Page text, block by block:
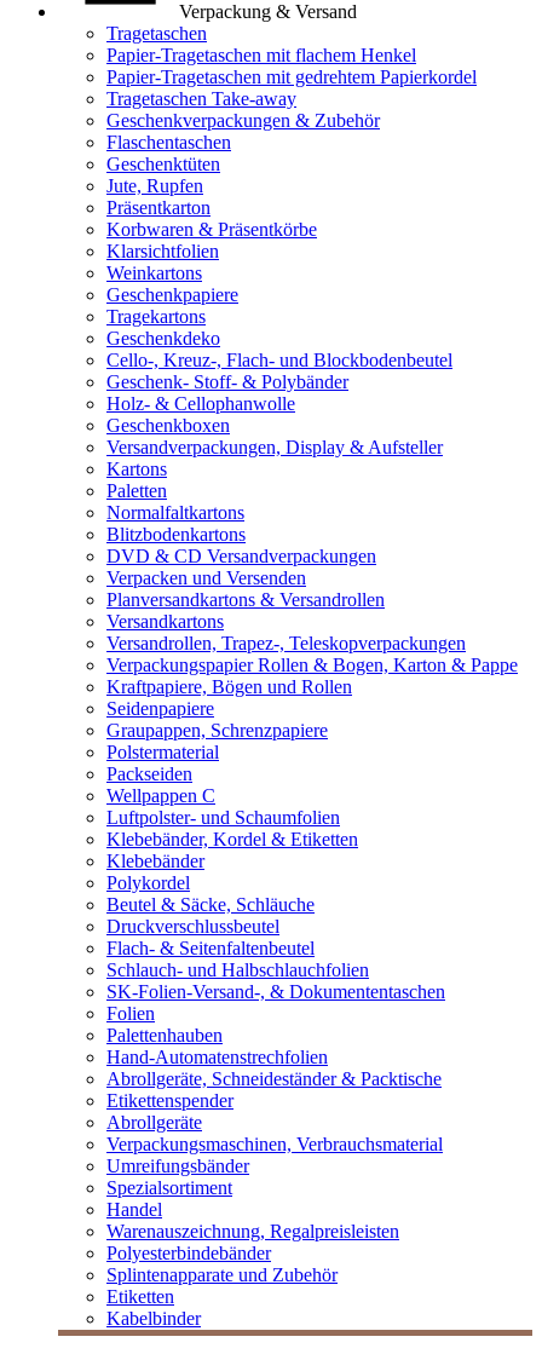
Verpackung & Versand
Tragetaschen
Papier-Tragetaschen mit flachem Henkel
Papier-Tragetaschen mit gedrehtem Papierkordel
Tragetaschen Take-away
Geschenkverpackungen & Zubehör
Flaschentaschen
Geschenktüten
Jute, Rupfen
Präsentkarton
Korbwaren & Präsentkörbe
Klarsichtfolien
Weinkartons
Geschenkpapiere
Tragekartons
Geschenkdeko
Cello-, Kreuz-, Flach- und Blockbodenbeutel
Geschenk- Stoff- & Polybänder
Holz- & Cellophanwolle
Geschenkboxen
Versandverpackungen, Display & Aufsteller
Kartons
Paletten
Normalfaltkartons
Blitzbodenkartons
DVD & CD Versandverpackungen
Verpacken und Versenden
Planversandkartons & Versandrollen
Versandkartons
Versandrollen, Trapez-, Teleskopverpackungen
Verpackungspapier Rollen & Bogen, Karton & Pappe
Kraftpapiere, Bögen und Rollen
Seidenpapiere
Graupappen, Schrenzpapiere
Polstermaterial
Packseiden
Wellpappen C
Luftpolster- und Schaumfolien
Klebebänder, Kordel & Etiketten
Klebebänder
Polykordel
Beutel & Säcke, Schläuche
Druckverschlussbeutel
Flach- & Seitenfaltenbeutel
Schlauch- und Halbschlauchfolien
SK-Folien-Versand-, & Dokumententaschen
Folien
Palettenhauben
Hand-Automatenstrechfolien
Abrollgeräte, Schneideständer & Packtische
Etikettenspender
Abrollgeräte
Verpackungsmaschinen, Verbrauchsmaterial
Umreifungsbänder
Spezialsortiment
Handel
Warenauszeichnung, Regalpreisleisten
Polyesterbindebänder
Splintenapparate und Zubehör
Etiketten
Kabelbinder